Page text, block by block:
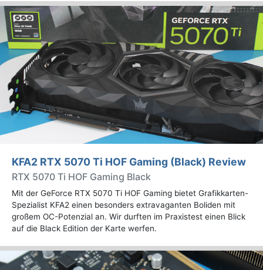
KFA2 RTX 5070 Ti HOF Gaming (Black) Review
RTX 5070 Ti HOF Gaming Black
Mit der GeForce RTX 5070 Ti HOF Gaming bietet Grafikkarten-
Spezialist KFA2 einen besonders extravaganten Boliden mit
großem OC-Potenzial an. Wir durften im Praxistest einen Blick
auf die Black Edition der Karte werfen.